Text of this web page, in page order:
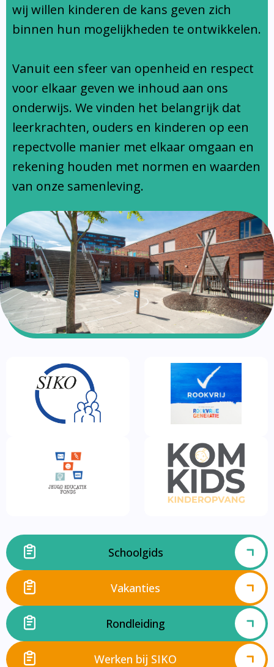
Ondersteuningsprofiel
wij willen kinderen de kans geven zich
binnen hun mogelijkheden te ontwikkelen.
Vanuit een sfeer van openheid en respect
voor elkaar geven we inhoud aan ons
onderwijs. We vinden het belangrijk dat
leerkrachten, ouders en kinderen op een
repectvolle manier met elkaar omgaan en
rekening houden met normen en waarden
van onze samenleving.
Schoolgids
Vakanties
Rondleiding
Werken bij SIKO